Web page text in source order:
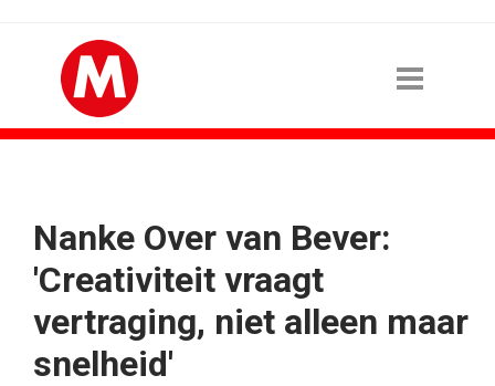
Nanke Over van Bever:
'Creativiteit vraagt
vertraging, niet alleen maar
snelheid'